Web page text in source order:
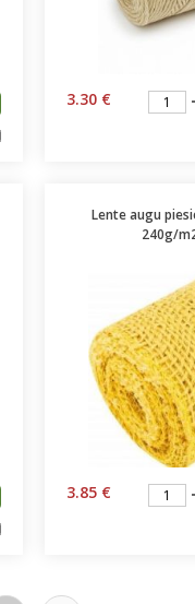
3.30 €
Lente augu
240g/
3.85 €